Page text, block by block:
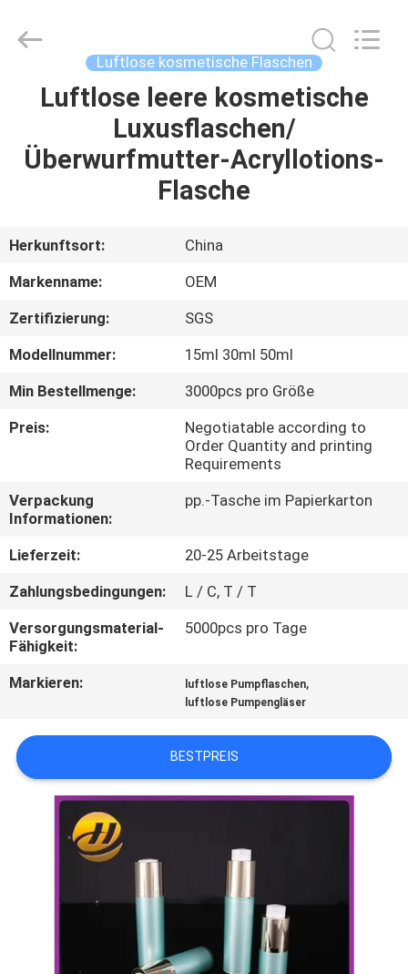
HAUS
PRODUKTE
UNS
AUSFLUG
QUALITÄTSKONTROLLE
MIT
UNS
VERBINDUNG
FORDERN
SIE
ZITAT
SITEMAP
PRIVACY
POLICY
Plastic
Luftlose kosmetische Flaschen
Luftlose leere kosmetische
Luxusflaschen/
Überwurfmutter-Acryllotions-
Flasche
Herkunftsort:
China
Markenname:
OEM
Zertifizierung:
SGS
Modellnummer:
15ml 30ml 50ml
Min Bestellmenge:
3000pcs pro Größe
Preis:
Negotiatable according to
Order Quantity and printing
Requirements
Verpackung
Informationen:
pp.-Tasche im Papierkarton
Lieferzeit:
20-25 Arbeitstage
Zahlungsbedingungen:
L / C, T / T
Versorgungsmaterial-
Fähigkeit:
5000pcs pro Tage
Markieren: luftlose Pumpflaschen,
luftlose Pumpengläser
BESTPREIS